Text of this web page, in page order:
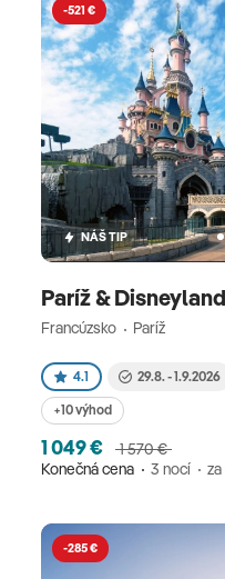
-521 €
NÁŠ TIP
Paríž & Disneyland
Francúzsko Paríž
4.1 29.8. - 1.9.2026
+10 výhod
1 049 €
1 570 €
Konečná cena
3 nocí
-285 €